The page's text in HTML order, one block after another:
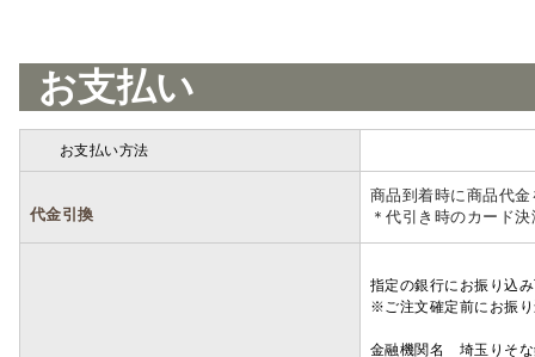
お支払い
お支払い方法
代金引換
商品到着時に商品代
＊代引き時のカード
指定の銀行にお振り込
※ご注文確定前にお振
金融機関名 埼玉りそ